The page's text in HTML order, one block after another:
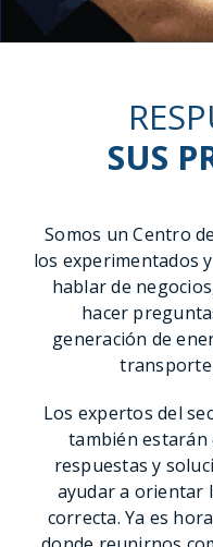
SUS
Somos un Centro
los experimentados
hablar de
hacer
generación de